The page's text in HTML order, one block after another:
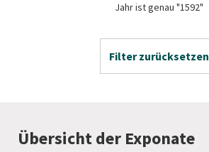
Jahr ist genau "1592"
Filter zurücksetzen
Übersicht der Exponate